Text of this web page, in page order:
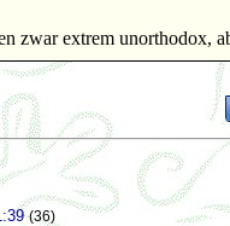
zwar extrem unorthodox,
(36)